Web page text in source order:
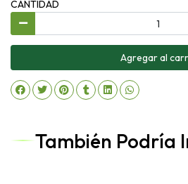
CANTIDAD
Agregar al
También Podría